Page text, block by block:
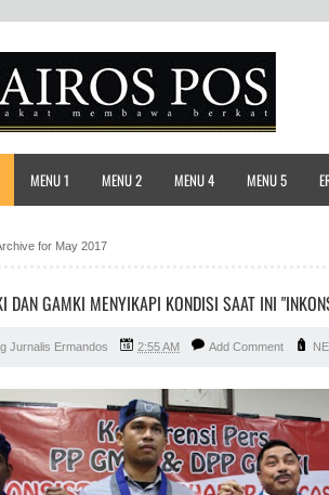
MENU 1 MENU 2 MENU 4 MENU 5
for May 2017
DAN GAMKI MENYIKAPI KONDISI SAAT INI
Jurnalis Ermandos 2:55 AM Add Comment